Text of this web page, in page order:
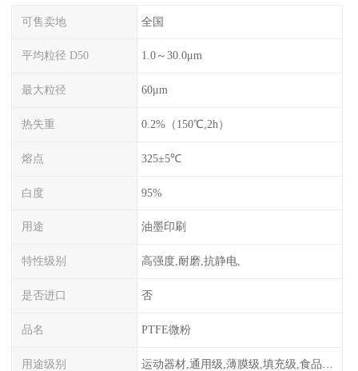
可售卖地 全国
平均粒径 D50 1.0～30.0μm
最大粒径 60μm
热失重 0.2%（150℃,2h）
熔点 325±5℃
白度 95%
用途 油墨印刷
特性级别 高强度,耐磨,抗静电,
是否进口 否
品名 PTFE微粉
用途级别